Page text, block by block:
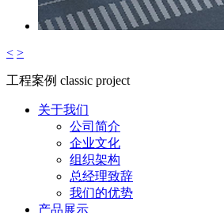
< >
工程案例 classic project
关于我们
公司简介
企业文化
组织架构
总经理致辞
我们的优势
产品展示